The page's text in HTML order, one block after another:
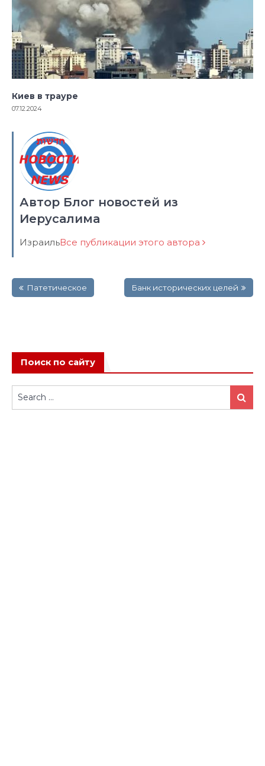
Киев в трауре
07.12.2024
Автор Блог новостей из
Иерусалима
ИзраильВсе публикации этого автора
по Патетическое Банк исторических целей
Поиск по сайту
Search
for:
Search